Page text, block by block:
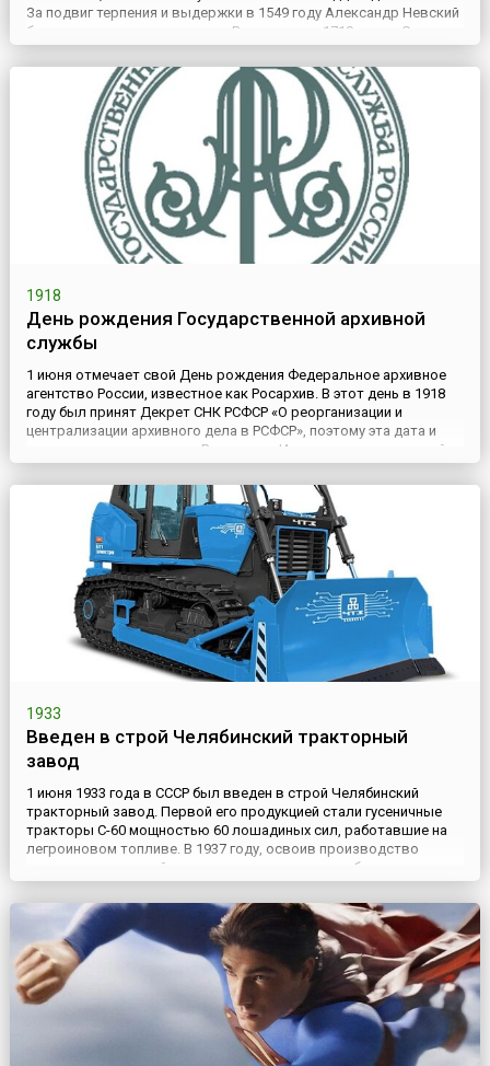
За подвиг терпения и выдержки в 1549 году Александр Невский
был причислен к лику святых. В его честь в 1710 году в Санкт-
Петербурге основана Александро-Невская лавра, куда в 1724
году Петр I повелел перевезти останки князя.(21 ...
1918
День рождения Государственной архивной
службы
1 июня отмечает свой День рождения Федеральное архивное
агентство России, известное как Росархив. В этот день в 1918
году был принят Декрет СНК РСФСР «О реорганизации и
централизации архивного дела в РСФСР», поэтому эта дата и
считается днем создания Росархива. История появления этой
государственной службы приходится на трудный для России
исторический период, когда в условиях Гражданской войны...
1933
Введен в строй Челябинский тракторный
завод
1 июня 1933 года в СССР был введен в строй Челябинский
тракторный завод. Первой его продукцией стали гусеничные
тракторы С-60 мощностью 60 лошадиных сил, работавшие на
легроиновом топливе. В 1937 году, освоив производство
тракторных дизелей, завод перешел на выпуск более
экономичных дизельных тракторов С-65. В период Второй
мировой войны на территории Челябинского тракторного
завода возник Тан...